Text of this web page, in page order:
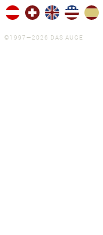
©1997—2026 DAS AUGE